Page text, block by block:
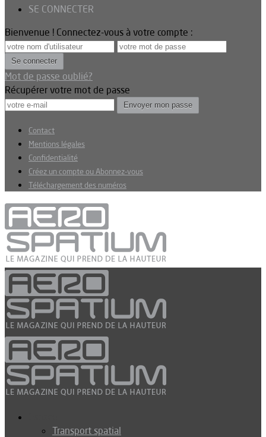
SE CONNECTER
Bienvenue ! Connectez-vous à votre compte :
Mot de passe oublié?
Récupérer votre mot de passe
Contact
Mentions légales
Confidentialité
Créez un compte ou Abonnez-vous
Téléchargement des numéros
Transport spatial